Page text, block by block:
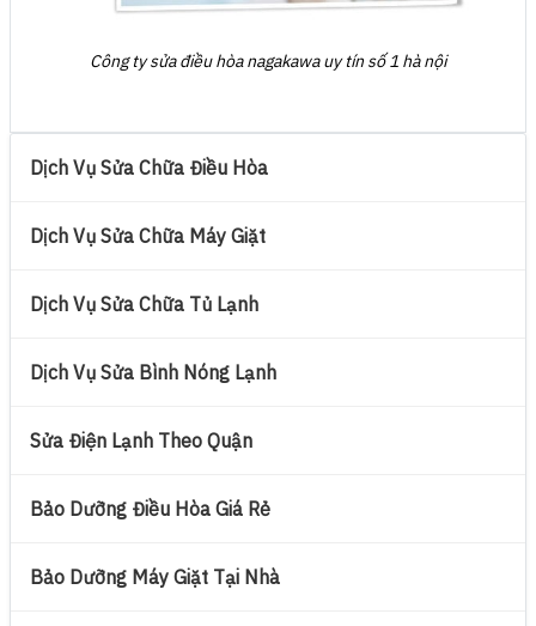
Công ty sửa điều hòa nagakawa uy tín số 1 hà nội
Dịch Vụ Sửa Chữa Điều Hòa
Dịch Vụ Sửa Chữa Máy Giặt
Dịch Vụ Sửa Chữa Tủ Lạnh
Dịch Vụ Sửa Bình Nóng Lạnh
Sửa Điện Lạnh Theo Quận
Bảo Dưỡng Điều Hòa Giá Rẻ
Bảo Dưỡng Máy Giặt Tại Nhà